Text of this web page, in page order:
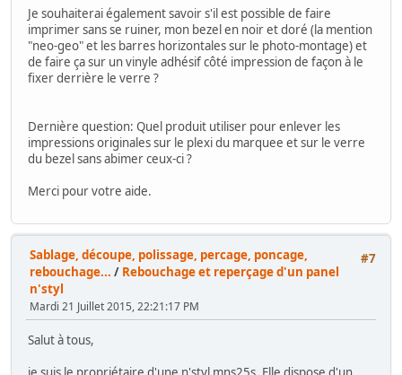
Je souhaiterai également savoir s'il est possible de faire
imprimer sans se ruiner, mon bezel en noir et doré (la mention
"neo-geo" et les barres horizontales sur le photo-montage) et
de faire ça sur un vinyle adhésif côté impression de façon à le
fixer derrière le verre ?
Dernière question: Quel produit utiliser pour enlever les
impressions originales sur le plexi du marquee et sur le verre
du bezel sans abimer ceux-ci ?
Merci pour votre aide.
#7
Sablage, découpe, polissage, percage, poncage,
rebouchage... / Rebouchage et reperçage d'un panel
n'styl
Mardi 21 Juillet 2015, 22:21:17 PM
Salut à tous,